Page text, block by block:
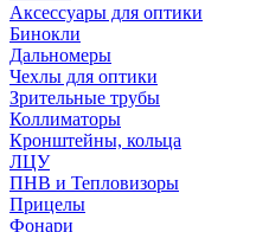
Аксессуары для оптики
Бинокли
Дальномеры
Чехлы для оптики
Зрительные трубы
Коллиматоры
Кронштейны, кольца
ЛЦУ
ПНВ и Тепловизоры
Прицелы
Фонари